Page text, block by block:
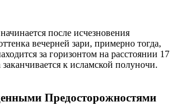
после исчезновения
вечерней зари, примерно тогда,
за горизонтом на расстоянии 17
к исламской полуночи.
Предосторожностями